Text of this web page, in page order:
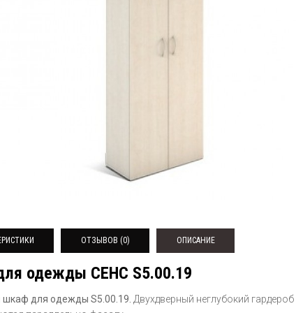
ОТЗЫВОВ (0) ОПИСАНИЕ
одежды СЕНС S5.00.19
шкаф для одежды S5.00.19. Двухдверный неглубокий гардероб